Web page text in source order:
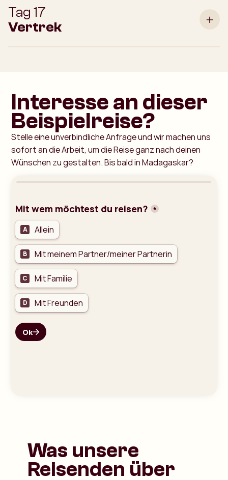
Tag 17
Vertrek
Interesse an dieser
Beispielreise?
Stelle eine unverbindliche Anfrage und wir machen uns
sofort an die Arbeit, um die Reise ganz nach deinen
Wünschen zu gestalten. Bis bald in Madagaskar?
Was unsere
Reisenden über